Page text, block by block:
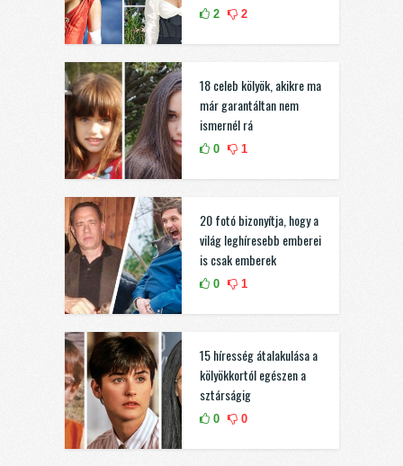
2 2
18 celeb kölyök, akikre ma
már garantáltan nem
ismernél rá
0 1
20 fotó bizonyítja, hogy a
világ leghíresebb emberei
is csak emberek
0 1
15 híresség átalakulása a
kölyökkortól egészen a
sztárságig
0 0